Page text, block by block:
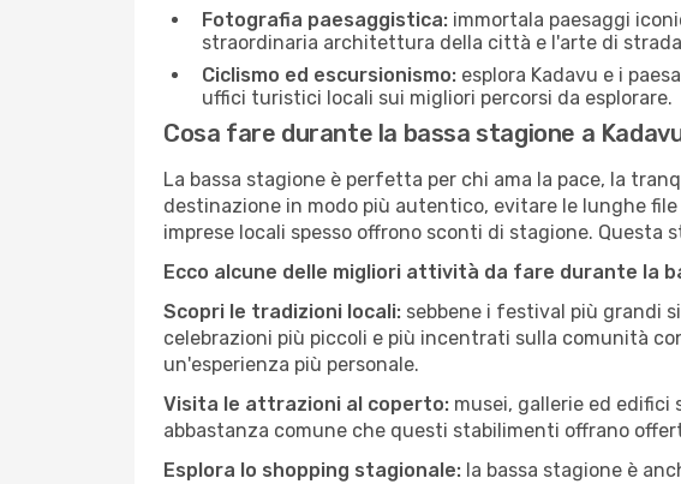
Fotografia paesaggistica: immortala paesaggi
straordinaria architettura della città e l'arte di
Ciclismo ed escursionismo: esplora Kadavu e i
uffici turistici locali sui migliori percorsi da esplorare.
Cosa fare durante la bassa stagione a
La bassa stagione è perfetta per chi ama la pace, la
destinazione in modo più autentico, evitare le lunghe
imprese locali spesso offrono sconti di stagione.
Ecco alcune delle migliori attività da fare durante la
Scopri le tradizioni locali: sebbene i festival più grandi
celebrazioni più piccoli e più incentrati sulla comunità
un'esperienza più personale.
Visita le attrazioni al coperto: musei, gallerie ed
abbastanza comune che questi stabilimenti offrano
Esplora lo shopping stagionale: la bassa stagione è